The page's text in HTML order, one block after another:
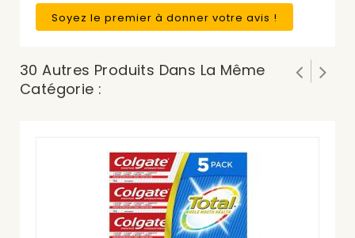
Soyez le premier à donner votre avis !
30 Autres Produits Dans La Même
Catégorie :